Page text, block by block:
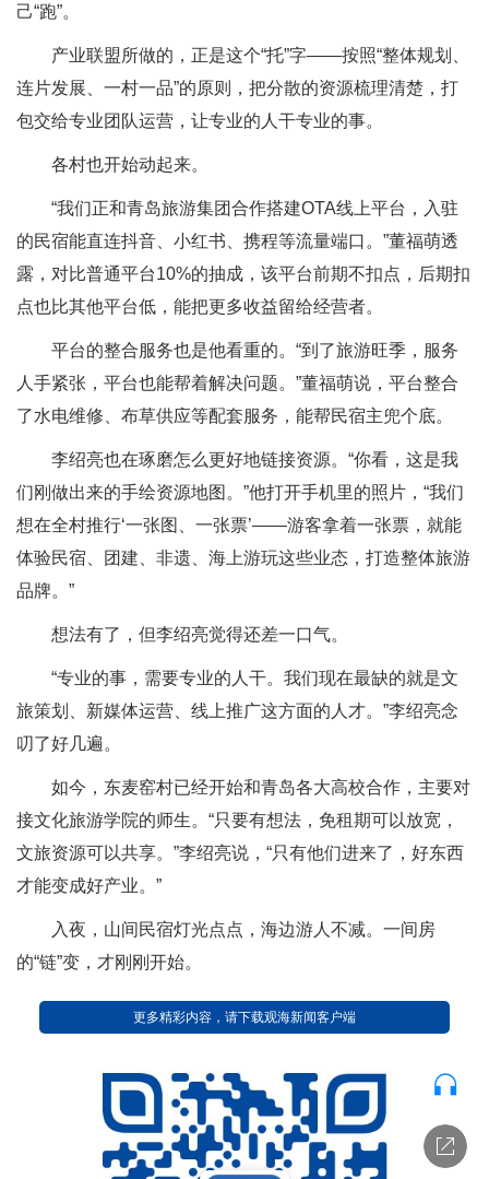
己“跑”。
产业联盟所做的，正是这个“托”字——按照“整体规划、
连片发展、一村一品”的原则，把分散的资源梳理清楚，打
包交给专业团队运营，让专业的人干专业的事。
各村也开始动起来。
“我们正和青岛旅游集团合作搭建OTA线上平台，入驻
的民宿能直连抖音、小红书、携程等流量端口。”董福萌透
露，对比普通平台10%的抽成，该平台前期不扣点，后期扣
点也比其他平台低，能把更多收益留给经营者。
平台的整合服务也是他看重的。“到了旅游旺季，服务
人手紧张，平台也能帮着解决问题。”董福萌说，平台整合
了水电维修、布草供应等配套服务，能帮民宿主兜个底。
李绍亮也在琢磨怎么更好地链接资源。“你看，这是我
们刚做出来的手绘资源地图。”他打开手机里的照片，“我们
想在全村推行‘一张图、一张票’——游客拿着一张票，就能
体验民宿、团建、非遗、海上游玩这些业态，打造整体旅游
品牌。”
想法有了，但李绍亮觉得还差一口气。
“专业的事，需要专业的人干。我们现在最缺的就是文
旅策划、新媒体运营、线上推广这方面的人才。”李绍亮念
叨了好几遍。
如今，东麦窑村已经开始和青岛各大高校合作，主要对
接文化旅游学院的师生。“只要有想法，免租期可以放宽，
文旅资源可以共享。”李绍亮说，“只有他们进来了，好东西
才能变成好产业。”
入夜，山间民宿灯光点点，海边游人不减。一间房
的“链”变，才刚刚开始。
更多精彩内容，请下载观海新闻客户端